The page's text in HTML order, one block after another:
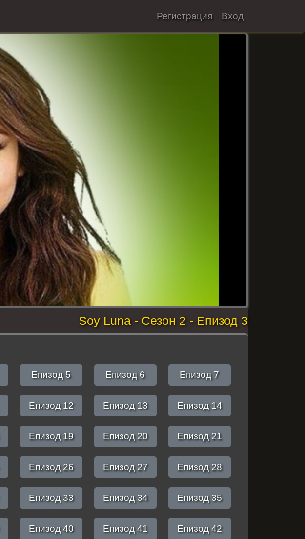
Регистрация Вход
Soy Luna - Сезон 2 - Епизод 3
Епизод 5 Епизод 6 Епизод 7
Епизод 12 Епизод 13 Епизод 14
Епизод 19 Епизод 20 Епизод 21
Епизод 26 Епизод 27 Епизод 28
Епизод 33 Епизод 34 Епизод 35
Епизод 40 Епизод 41 Епизод 42